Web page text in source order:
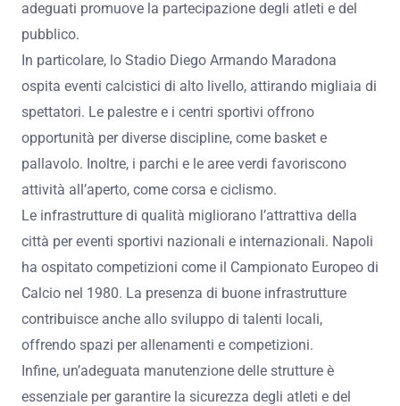
adeguati promuove la partecipazione degli atleti e del
pubblico.
In particolare, lo Stadio Diego Armando Maradona
ospita eventi calcistici di alto livello, attirando migliaia di
spettatori. Le palestre e i centri sportivi offrono
opportunità per diverse discipline, come basket e
pallavolo. Inoltre, i parchi e le aree verdi favoriscono
attività all’aperto, come corsa e ciclismo.
Le infrastrutture di qualità migliorano l’attrattiva della
città per eventi sportivi nazionali e internazionali. Napoli
ha ospitato competizioni come il Campionato Europeo di
Calcio nel 1980. La presenza di buone infrastrutture
contribuisce anche allo sviluppo di talenti locali,
offrendo spazi per allenamenti e competizioni.
Infine, un’adeguata manutenzione delle strutture è
essenziale per garantire la sicurezza degli atleti e del